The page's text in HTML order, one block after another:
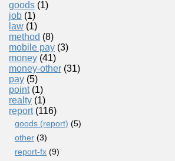
goods (1)
job (1)
law (1)
method (8)
mobile pay (3)
money (41)
money-other (31)
pay (5)
point(1)
realty (1)
report(116)
goods (report) (5)
other (3)
report-fx (9)